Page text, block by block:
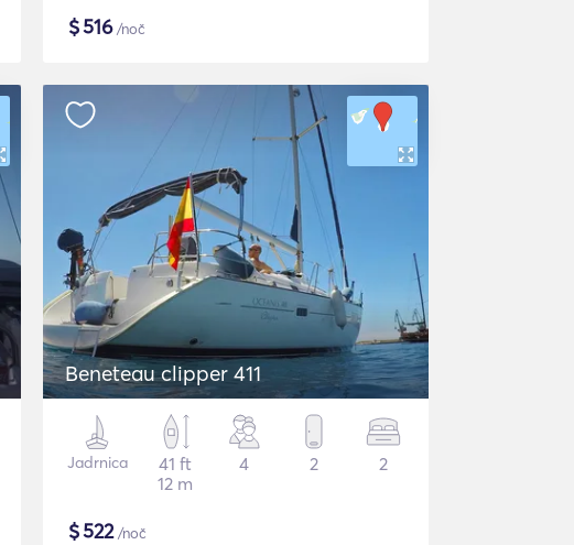
$516/noč
Beneteau clipper 411
Jadrnica
41 ft
12 m
4 2 2
$522/noč